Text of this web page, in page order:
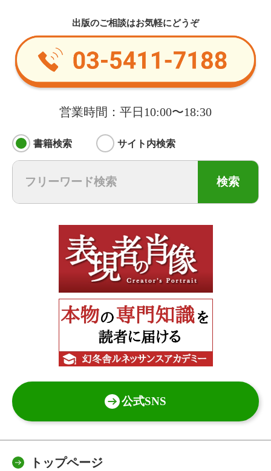
出版のご相談はお気軽にどうぞ
営業時間：平日10:00〜18:30
書籍検索 サイト内検索
検索
公式SNS
トップページ